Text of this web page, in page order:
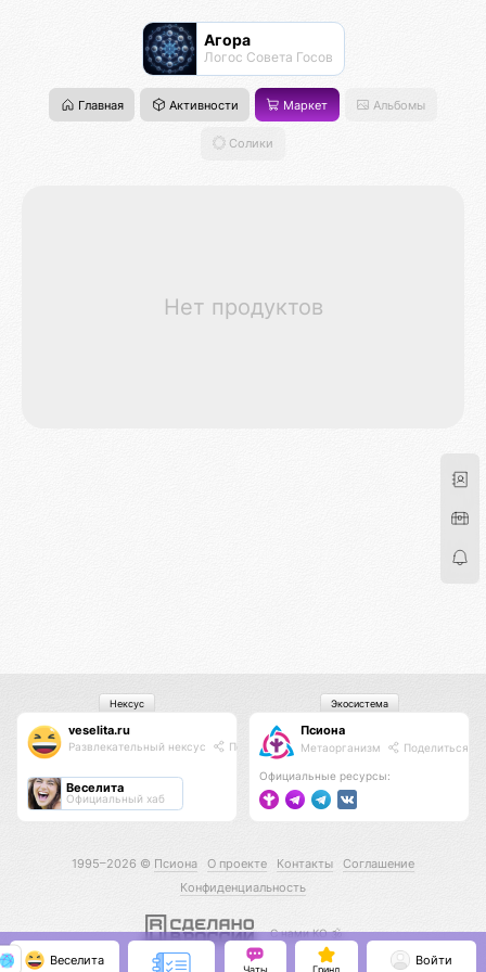
Агора
Логос Совета Госов
Главная Активности Маркет Альбомы
Солики
Нет продуктов
veselita.ru
Развлекательный нексус Поделиться
Веселита
Официальный хаб
Нексус
Псиона
Метаорганизм Поделиться
Официальные ресурсы:
Экосистема
1995–2026 © Псиона О проекте Контакты
Соглашение
Конфиденциальность
С нами КО 🕉️
Веселита
Чаты Гринд
Войти